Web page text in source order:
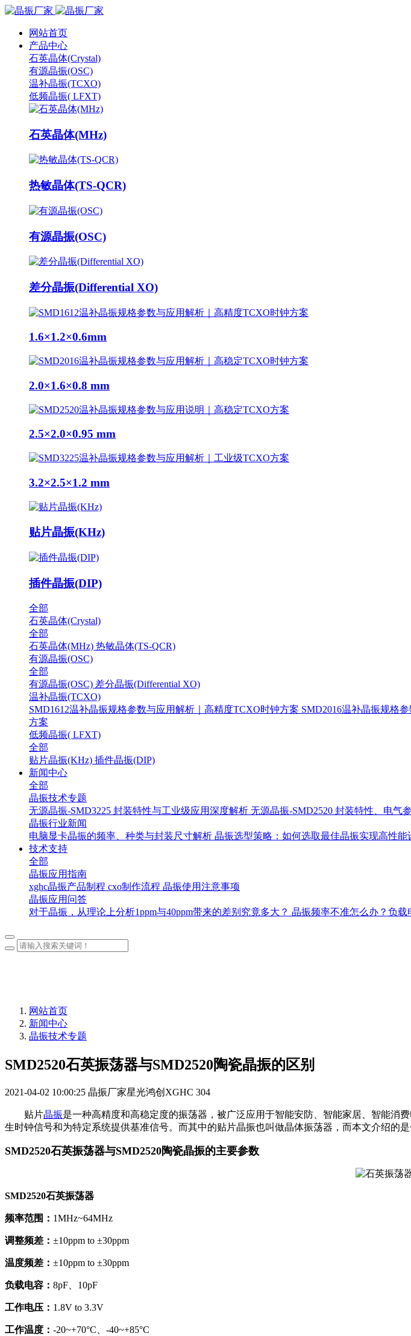
网站首页
产品中心
石英晶体(Crystal)
有源晶振(OSC)
温补晶振(TCXO)
低频晶振( LFXT)
石英晶体(MHz)
热敏晶体(TS-QCR)
有源晶振(OSC)
差分晶振(Differential XO)
1.6×1.2×0.6mm
2.0×1.6×0.8 mm
2.5×2.0×0.95 mm
3.2×2.5×1.2 mm
贴片晶振(KHz)
插件晶振(DIP)
全部
石英晶体(Crystal)
全部
石英晶体(MHz) 热敏晶体(TS-QCR)
有源晶振(OSC)
全部
有源晶振(OSC) 差分晶振(Differential XO)
温补晶振(TCXO)
SMD1612温补晶振规格参数与应用解析｜高精度TCXO时钟方案 SMD2016温补晶振规格
方案
低频晶振( LFXT)
全部
贴片晶振(KHz) 插件晶振(DIP)
新闻中心
全部
晶振技术专题
无源晶振-SMD3225 封装特性与工业级应用深度解析 无源晶振-SMD2520 封装特性、电气
晶振行业新闻
电脑显卡晶振的频率、种类与封装尺寸解析 晶振选型策略：如何选取最佳晶振实现高性能
技术支持
全部
晶振应用指南
xghc晶振产品制程 cxo制作流程 晶振使用注意事项
晶振应用问答
对于晶振，从理论上分析1ppm与40ppm带来的差别究竟多大？ 晶振频率不准怎么办？负载
网站首页
新闻中心
晶振技术专题
SMD2520石英振荡器与SMD2520陶瓷晶振的区别
2021-04-02 10:00:25 晶振厂家星光鸿创XGHC 304
贴片晶振是一种高精度和高稳定度的振荡器，被广泛应用于智能安防、智能家居、智能消
生时钟信号和为特定系统提供基准信号。而其中的贴片晶振也叫做晶体振荡器，而本文介绍的
SMD2520石英振荡器与SMD2520陶瓷晶振的主要参数
SMD2520石英振荡器
频率范围： 1MHz~64MHz
调整频差： ±10ppm to ±30ppm
温度频差： ±10ppm to ±30ppm
负载电容： 8pF、10pF
工作电压： 1.8V to 3.3V
工作温度： -20~+70°C、-40~+85°C